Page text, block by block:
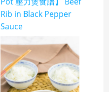
Rib in Black Pepper
Sauce